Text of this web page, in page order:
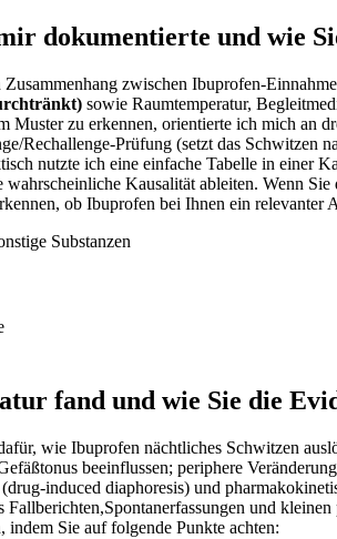
⁢dokumentierte und wie
zwischen
sowie Raumtemperatur,
zu erkennen, orientierte ich mich an
(setzt das⁤ Schwitzen
nutzte ich eine ​einfache ​Tabelle in einer
Kausalität ableiten. ‍Wenn Sie⁣
ob Ibuprofen bei‍ Ihnen ein relevanter
​Substanzen
fand ‌und ⁤wie Sie die
wie Ibuprofen​ nächtliches Schwitzen
beeinflussen; periphere
diaphoresis)‍ und
und⁣
Sie auf folgende Punkte achten: